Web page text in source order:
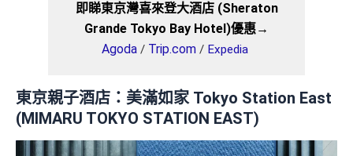
即睇東京灣喜來登大酒店 (Sheraton
Grande Tokyo Bay Hotel)優惠→
Agoda / Trip.com / Expedia
東京親子酒店： 美滿如家 Tokyo Station East
(MIMARU TOKYO STATION EAST)